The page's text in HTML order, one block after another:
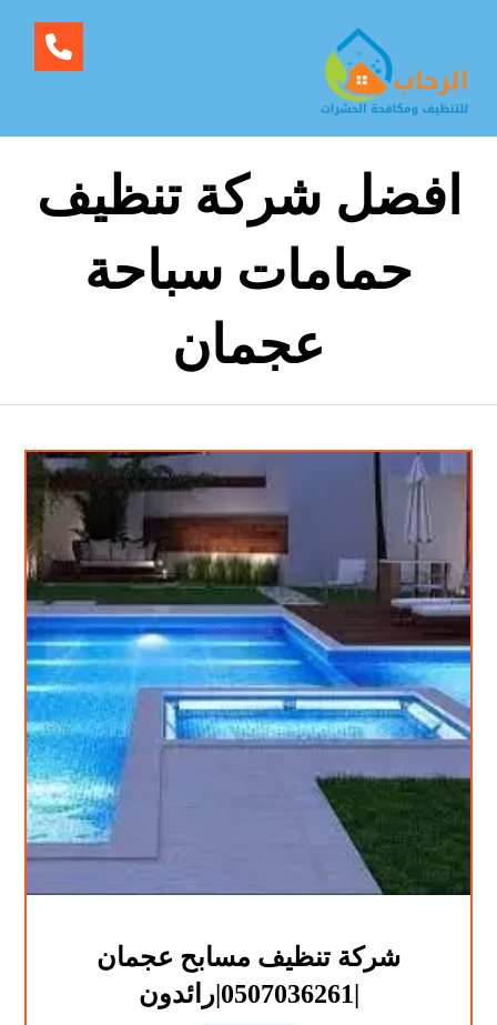
افضل شركة تنظيف
حمامات سباحة
عجمان
شركة تنظيف مسابح عجمان